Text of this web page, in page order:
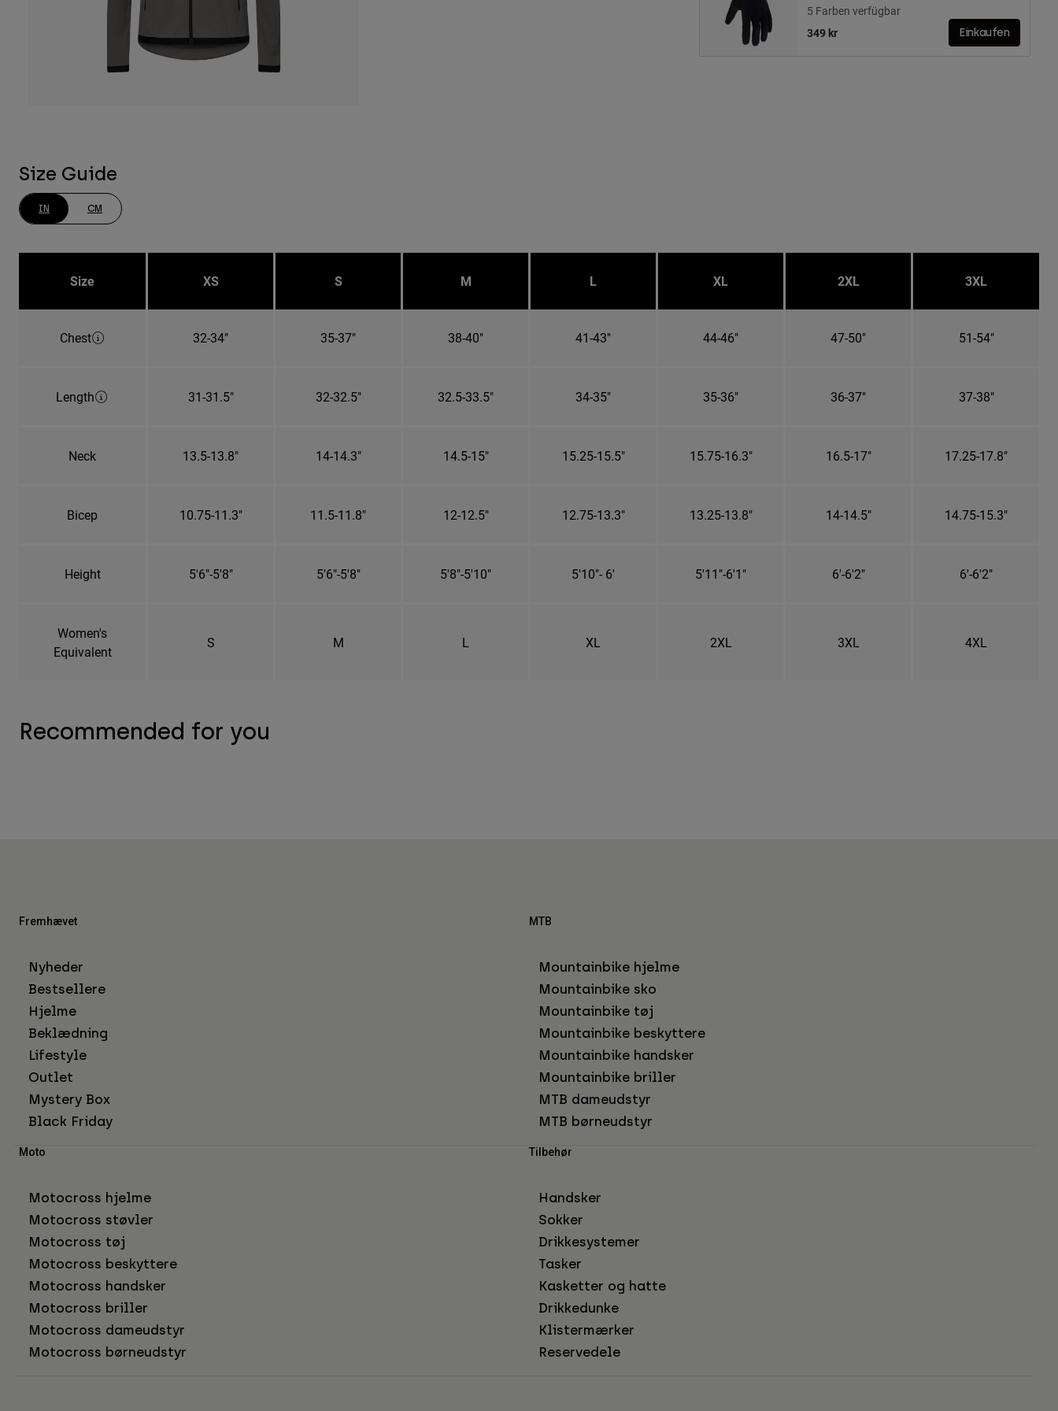
5 Farben verfügbar
349 kr
Einkaufen
Size Guide
IN CM
Size XS S M L XL 2XL 3XL
Chest 32-34" 35-37" 38-40" 41-43" 44-46" 47-50" 51-54"
Length 31-31.5" 32-32.5" 32.5-33.5" 34-35" 35-36" 36-37" 37-38"
Neck 13.5-13.8" 14-14.3" 14.5-15" 15.25-15.5" 15.75-16.3" 16.5-17" 17.25-17.8"
Bicep 10.75-11.3" 11.5-11.8" 12-12.5" 12.75-13.3" 13.25-13.8" 14-14.5" 14.75-15.3"
Height 5'6"-5'8" 5'6"-5'8" 5'8"-5'10" 5'10"- 6' 5'11"-6'1" 6'-6'2" 6'-6'2"
Women's
Equivalent
S M L XL 2XL 3XL 4XL
Recommended for you
Fremhævet
Nyheder
Bestsellere
Hjelme
Beklædning
Lifestyle
Outlet
Mystery Box
Black Friday
MTB
Mountainbike hjelme
Mountainbike sko
Mountainbike tøj
Mountainbike beskyttere
Mountainbike handsker
Mountainbike briller
MTB dameudstyr
MTB børneudstyr
Moto
Motocross hjelme
Motocross støvler
Motocross tøj
Motocross beskyttere
Motocross handsker
Motocross briller
Motocross dameudstyr
Motocross børneudstyr
Tilbehør
Handsker
Sokker
Drikkesystemer
Tasker
Kasketter og hatte
Drikkedunke
Klistermærker
Reservedele